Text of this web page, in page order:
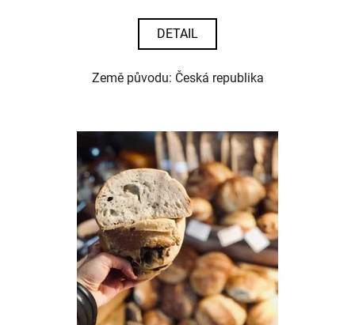
DETAIL
Země původu: Česká republika